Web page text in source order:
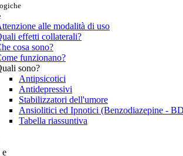
alle modalità di uso
effetti collaterali?
cosa sono?
funzionano?
sono?
Antipsicotici
Antidepressivi
Stabilizzatori dell'umore
Ansiolitici ed Ipnotici (Benzodiazepine -
Tabella riassuntiva